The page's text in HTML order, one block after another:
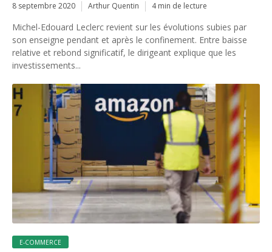
8 septembre 2020 Arthur Quentin 4 min de lecture
Michel-Edouard Leclerc revient sur les évolutions subies par
son enseigne pendant et après le confinement. Entre baisse
relative et rebond significatif, le dirigeant explique que les
investissements...
E-COMMERCE